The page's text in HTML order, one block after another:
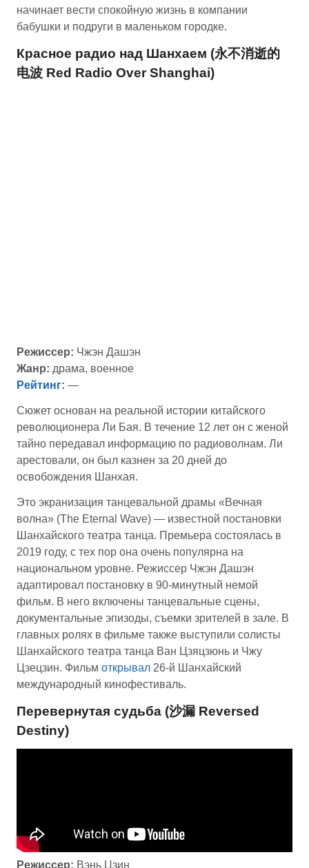
начинает вести спокойную жизнь в компании
бабушки и подруги в маленьком городке.
Красное радио над Шанхаем (永不消逝的
电波 Red Radio Over Shanghai)
Режиссер: Чжэн Дашэн
Жанр: драма, военное
Рейтинг: —
Сюжет основан на реальной истории китайского
революционера Ли Бая. В течение 12 лет он с женой
тайно передавал информацию по радиоволнам. Ли
арестовали, он был казнен за 20 дней до
освобождения Шанхая.
Это экранизация танцевальной драмы «Вечная
волна» (The Eternal Wave) — известной постановки
Шанхайского театра танца. Премьера состоялась в
2019 году, с тех пор она очень популярна на
национальном уровне. Режиссер Чжэн Дашэн
адаптировал постановку в 90-минутный немой
фильм. В него включены танцевальные сцены,
документальные эпизоды, съемки зрителей в зале. В
главных ролях в фильме также выступили солисты
Шанхайского театра танца Ван Цзяцзюнь и Чжу
Цзецзин. Фильм открывал 26-й Шанхайский
международный кинофестиваль.
Перевернутая судьба (沙漏 Reversed
Destiny)
Режиссер: Вэнь Цзин